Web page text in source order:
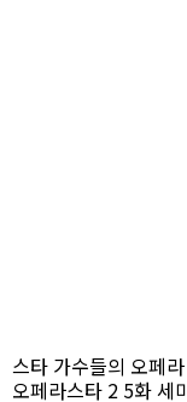
스타 가수들의 오페
오페라스타 2 5화 세